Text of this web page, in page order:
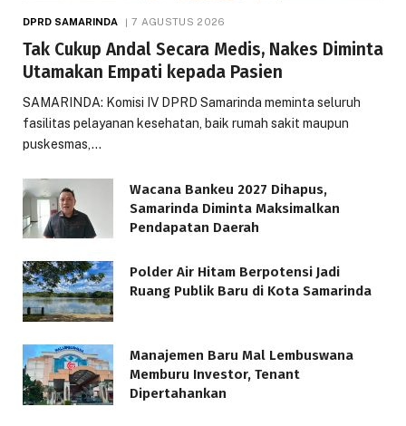
DPRD SAMARINDA 7 AGUSTUS 2026
Tak Cukup Andal Secara Medis, Nakes Diminta
Utamakan Empati kepada Pasien
SAMARINDA: Komisi IV DPRD Samarinda meminta seluruh
fasilitas pelayanan kesehatan, baik rumah sakit maupun
puskesmas,…
Wacana Bankeu 2027 Dihapus,
Samarinda Diminta Maksimalkan
Pendapatan Daerah
Polder Air Hitam Berpotensi Jadi
Ruang Publik Baru di Kota Samarinda
Manajemen Baru Mal Lembuswana
Memburu Investor, Tenant
Dipertahankan